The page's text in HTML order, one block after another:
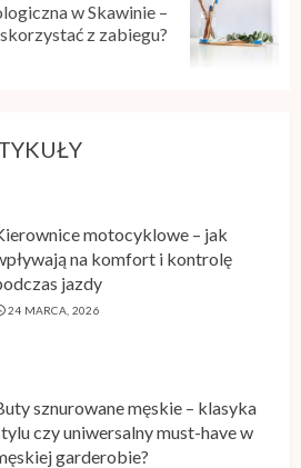
w Skawinie –
z zabiegu?
motocyklowe – jak
na komfort i kontrolę
jazdy
24 MARCA, 2026
sznurowane męskie – klasyka
czy uniwersalny must-have w
garderobie?
24 MAJA, 2026